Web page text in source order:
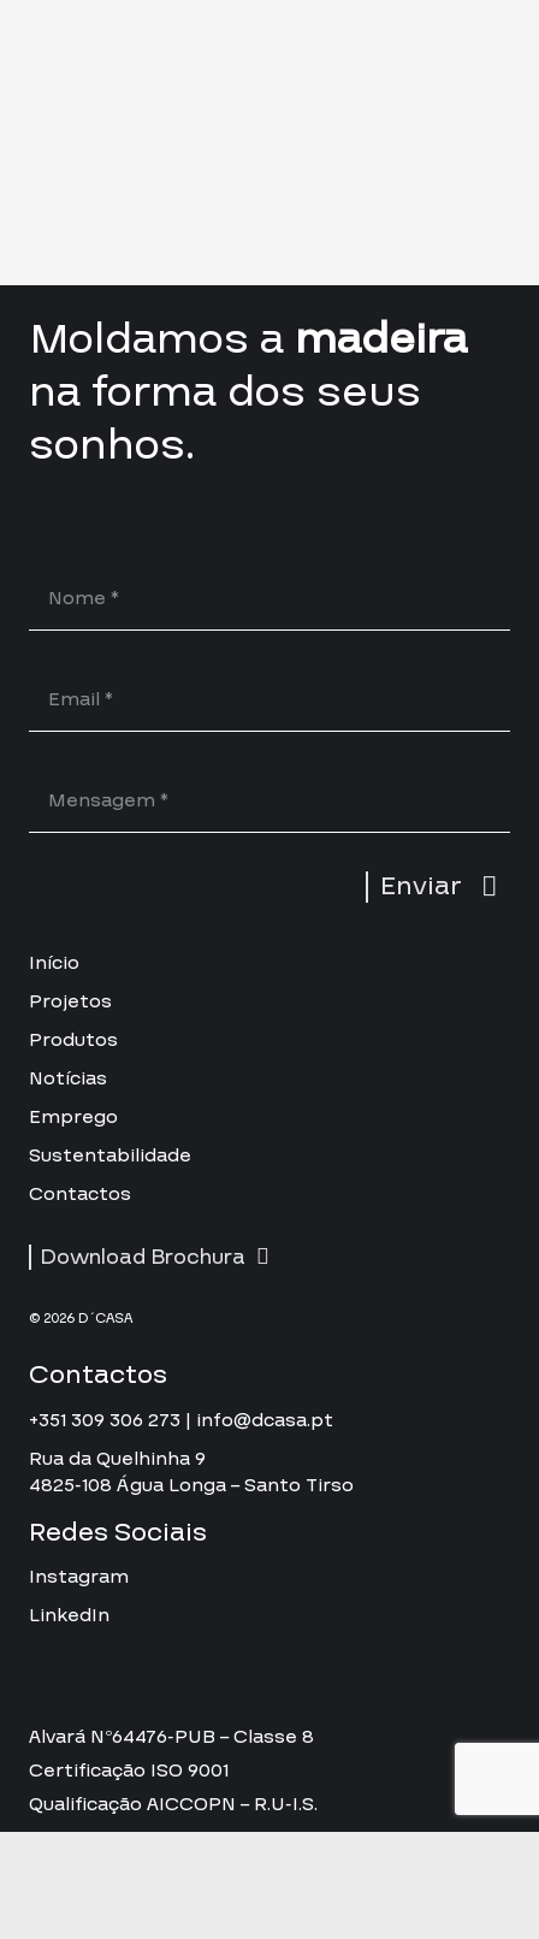
Moldamos a madeira
na forma dos seus
sonhos.
Enviar
Início
Projetos
Produtos
Notícias
Emprego
Sustentabilidade
Contactos
Download Brochura
© 2026 D´CASA
Contactos
+351 309 306 273 | info@dcasa.pt
Rua da Quelhinha 9
4825-108 Água Longa – Santo Tirso
Redes Sociais
Instagram
LinkedIn
Alvará Nº64476-PUB – Classe 8
Certificação ISO 9001
Qualificação AICCOPN – R.U-I.S.